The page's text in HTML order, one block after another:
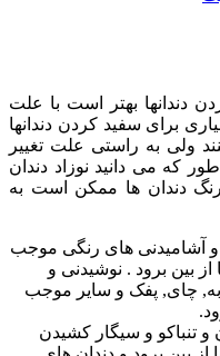
دندانها بهتر است با علت
برای سفید کردن دندانها
ولی به راستی علت تغییر
که می دانید نوزاد دندان
دندان ها ممکن است به
و آشامیدنی های رنگی موجب
بین برود . نوشیدنی و
چای, پفک و سایر موجب
و تنباکو و سیگار کشیدن